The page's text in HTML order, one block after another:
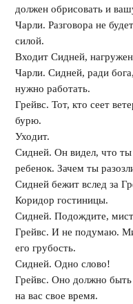
должен обрисовать и
Чарли. Разговора не
силой.
Входит Сидней,
Чарли. Сидней, ради
нужно работать.
Грейвс. Тот, кто сеет
бурю.
Уходит.
Сидней. Он видел, что
ребенок. Зачем ты
Сидней бежит вслед за
Коридор гостиницы.
Сидней. Подождите,
Грейвс. И не подумаю.
его грубость.
Сидней. Одно слово!
Грейвс. Оно должно
на вас свое время.